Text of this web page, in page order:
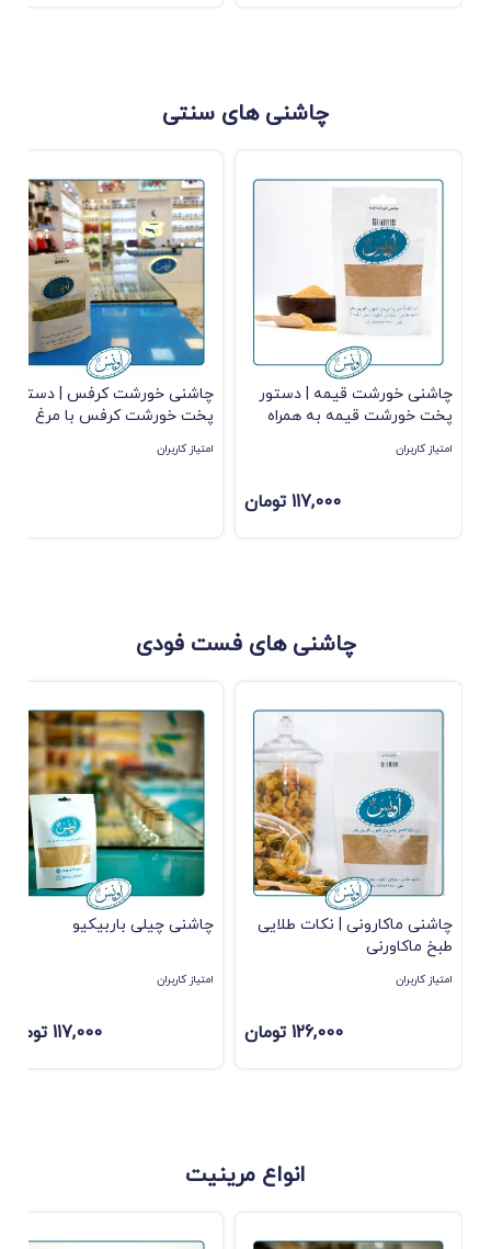
چاشنی های سنتی
چاشنی خورشت قیمه | دستور
پخت خورشت قیمه به همراه
امتیاز کاربران
117,000 تومان
چاشنی خورشت کرفس | دستور
پخت خورشت کرفس با مرغ
امتیاز کاربران
چاشنی های فست فودی
چاشنی ماکارونی | نکات طلایی
طبخ ماکاورنی
امتیاز کاربران
126,000 تومان
چاشنی چیلی باربیکیو
امتیاز کاربران
117,000 تومان
انواع مرینیت